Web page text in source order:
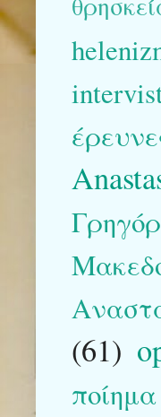
(61)
ποίημα